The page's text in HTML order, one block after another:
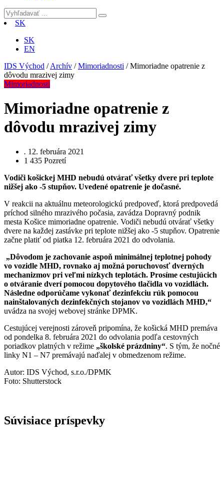
SK
SK
EN
IDS Východ /Archív /Mimoriadnosti /Mimoriadne opatrenie z
dôvodu mrazivej zimy
Mimoriadnosti
Mimoriadne opatrenie z
dôvodu mrazivej zimy
. 12. februára 2021
1 435 Pozretí
Vodiči košickej MHD nebudú otvárať všetky dvere pri teplote
nižšej ako -5 stupňov. Uvedené opatrenie je dočasné.
V reakcii na aktuálnu meteorologickú predpoveď, ktorá predpovedá
príchod silného mrazivého počasia, zavádza Dopravný podnik
mesta Košice mimoriadne opatrenie. Vodiči nebudú otvárať všetky
dvere na každej zastávke pri teplote nižšej ako -5 stupňov. Opatrenie
začne platiť od piatka 12. februára 2021 do odvolania.
„Dôvodom je zachovanie aspoň minimálnej teplotnej pohody
vo vozidle MHD, rovnako aj možná poruchovosť dverných
mechanizmov pri veľmi nízkych teplotách. Prosíme cestujúcich
o otváranie dverí pomocou dopytového tlačidla vo vozidlách.
Následne odporúčame vykonať dezinfekciu rúk pomocou
nainštalovaných dezinfekčných stojanov vo vozidlách MHD,“
uvádza na svojej webovej stránke DPMK.
Cestujúcej verejnosti zároveň pripomína, že košická MHD premáva
od pondelka 8. februára 2021 do odvolania podľa cestovných
poriadkov platných v režime „školské prázdniny“. S tým, že nočné
linky N1 – N7 premávajú naďalej v obmedzenom režime.
Autor: IDS Východ, s.r.o./DPMK
Foto: Shutterstock
Súvisiace príspevky